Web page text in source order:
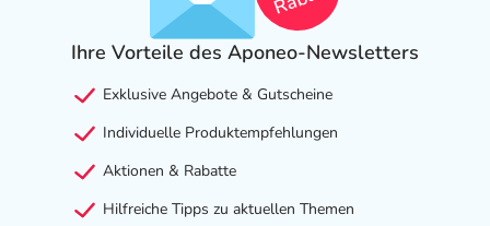
Ihre Vorteile des Aponeo-Newsletters
Exklusive Angebote & Gutscheine
Individuelle Produktempfehlungen
Aktionen & Rabatte
Hilfreiche Tipps zu aktuellen Themen